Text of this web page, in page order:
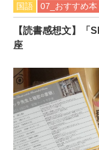
国語
07_おすすめ本
【読書感想文】「
座